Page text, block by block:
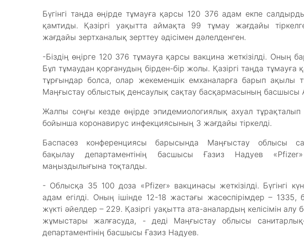
Бүгінгі таңда өңірде тұмауға қарсы 120 376 адам екпе
қамтиды. Қазіргі уақытта аймақта 99 тұмау жағдайы
жағдайы зертханалық зерттеу әдісімен дәлелденген.
-Біздің өңірге 120 376 тұмауға қарсы вакцина жеткізілді. Оның
Бұл тұмаудан қорғанудың бірден-бір жолы. Қазіргі таңда тұмауға
тұрғындар болса, олар жекеменшік емханаларға барып ақылы
Маңғыстау облыстық денсаулық сақтау басқармасының
Жалпы соңғы кезде өңірде эпидемиологиялық ахуал тұрақталып
бойынша коронавирус инфекциясының 3 жағдайы тіркелді.
Баспасөз конференциясы барысында Маңғыстау облысы
бақылау департаментінің басшысы Ғазиз Надуев
маңыздылығына тоқталды.
- Облысқа 35 100 доза «Pfizer» вакцинасы жеткізілді. Бүгінгі
адам егілді. Оның ішінде 12-18 жастағы жасөспірімдер – 1335,
жүкті әйелдер – 229. Қазіргі уақытта ата-аналардың келісімін алу
жұмыстары жалғасуда, - деді Маңғыстау облысы
департаментінің басшысы Ғазиз Надуев.